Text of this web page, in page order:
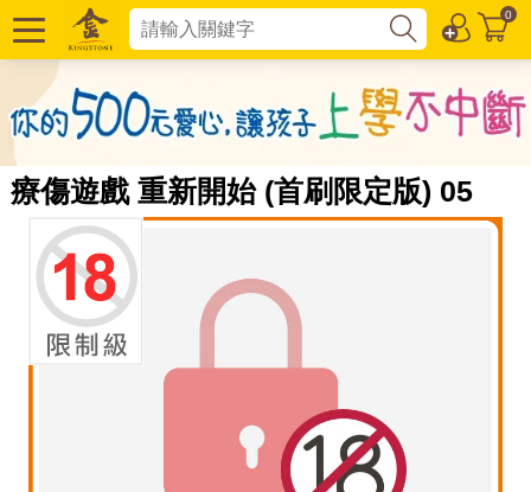
0
療傷遊戲 重新開始 (首刷限定版) 05